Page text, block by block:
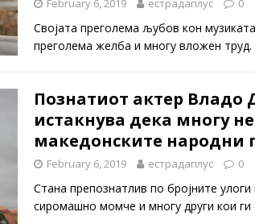
February 6, 2019 естрадаплус 0
Својата преголема љубов кон
преголема желба и многу вложен труд.
Познатиот актер Владо
истакнува дека многу
македонските народни
February 6, 2019 естрадаплус 0
Стана препознатлив по бројните улоги
сиромашно момче и многу други кои ги